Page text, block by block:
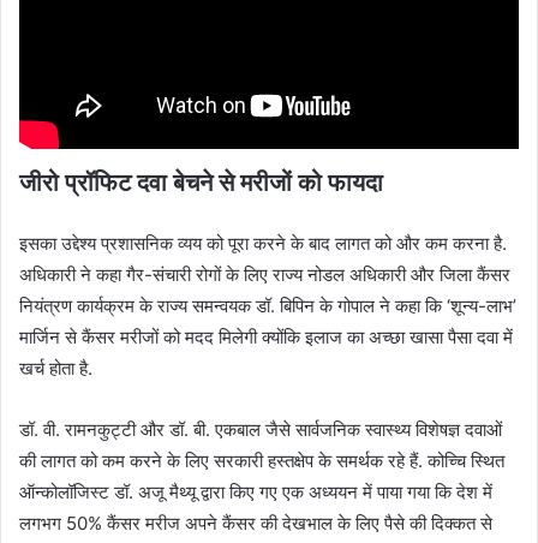
जीरो प्रॉफिट दवा बेचने से मरीजों को फायदा
इसका उद्देश्य प्रशासनिक व्यय को पूरा करने के बाद लागत को और कम करना है.
अधिकारी ने कहा गैर-संचारी रोगों के लिए राज्य नोडल अधिकारी और जिला कैंसर
नियंत्रण कार्यक्रम के राज्य समन्वयक डॉ. बिपिन के गोपाल ने कहा कि ‘शून्य-लाभ’
मार्जिन से कैंसर मरीजों को मदद मिलेगी क्योंकि इलाज का अच्छा खासा पैसा दवा में
खर्च होता है.
डॉ. वी. रामनकुट्टी और डॉ. बी. एकबाल जैसे सार्वजनिक स्वास्थ्य विशेषज्ञ दवाओं
की लागत को कम करने के लिए सरकारी हस्तक्षेप के समर्थक रहे हैं. कोच्चि स्थित
ऑन्कोलॉजिस्ट डॉ. अजू मैथ्यू द्वारा किए गए एक अध्ययन में पाया गया कि देश में
लगभग 50% कैंसर मरीज अपने कैंसर की देखभाल के लिए पैसे की दिक्कत से